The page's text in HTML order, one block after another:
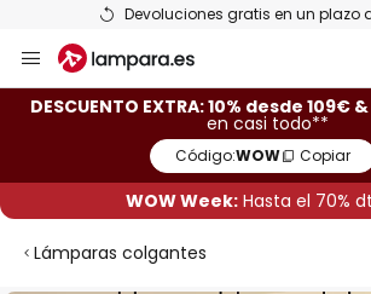
Devoluciones gratis en un plazo
al
contenido
DESCUENTO EXTRA: 10% desde 109€
en casi todo**
Código:WOW Copiar
WOW Week: Hasta el 70%
Lámparas colgantes